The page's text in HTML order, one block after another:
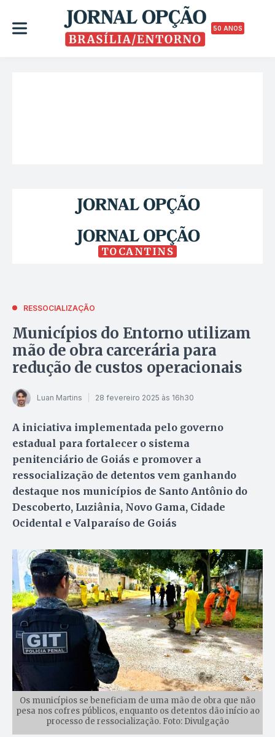
50 ANOS
TOCANTINS
RESSOCIALIZAÇÃO
Municípios do Entorno utilizam
mão de obra carcerária para
redução de custos operacionais
Luan Martins 28 fevereiro 2025 às 16h30
A iniciativa implementada pelo governo
estadual para fortalecer o sistema
penitenciário de Goiás e promover a
ressocialização de detentos vem ganhando
destaque nos municípios de Santo Antônio do
Descoberto, Luziânia, Novo Gama, Cidade
Ocidental e Valparaíso de Goiás
Os municípios se beneficiam de uma mão de obra que não
pesa nos cofres públicos, enquanto os detentos dão início ao
processo de ressocialização. Foto: Divulgação